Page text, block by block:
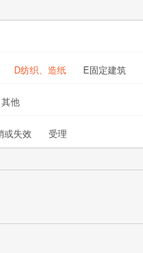
D纺织、造纸 E固定建筑
其他
或失效 受理